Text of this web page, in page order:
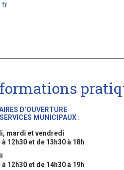
D’OUVERTURE
MUNICIPAUX :
mardi et vendredi
à 12h30 et de 13h30 à 18h
à 12h30 et de 14h30 à 19h